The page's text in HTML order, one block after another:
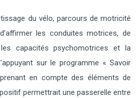
du vélo, parcours de motricité
les conduites motrices, de
capacités psychomotrices et la
sur le programme « Savoir
en compte des éléments de
permettrait une passerelle entre